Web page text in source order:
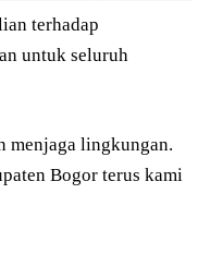
terhadap
untuk seluruh
menjaga lingkungan.
Bogor terus kami